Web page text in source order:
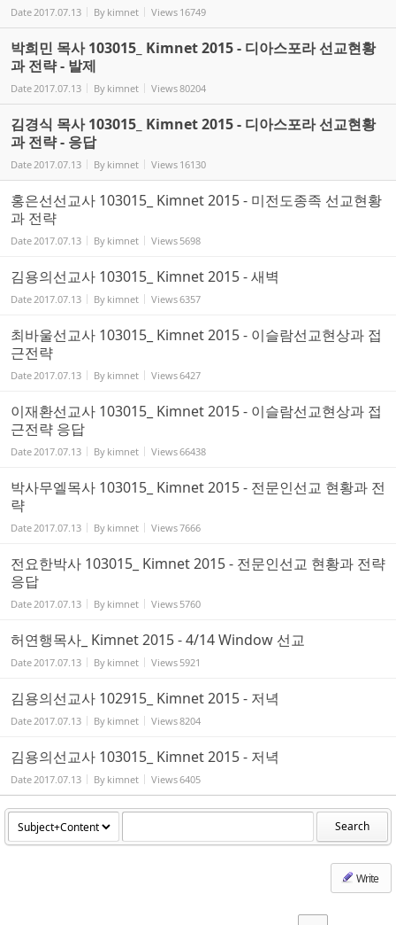
Date2017.07.13 By kimnet Views 16749
박희민 목사 103015_ Kimnet 2015 - 디아스포라 선교현황
과 전략 - 발제
Date2017.07.13 By kimnet Views80204
김경식 목사 103015_ Kimnet 2015 - 디아스포라 선교현황
과 전략 - 응답
Date2017.07.13 By kimnet Views 16130
홍은선선교사 103015_ Kimnet 2015 - 미전도종족 선교현황
과 전략
Date2017.07.13 By kimnet Views 5698
김용의선교사 103015_ Kimnet 2015 - 새벽
Date2017.07.13 By kimnet Views6357
최바울선교사 103015_ Kimnet 2015 - 이슬람선교현상과 접
근전략
Date2017.07.13 By kimnet Views6427
이재환선교사 103015_ Kimnet 2015 - 이슬람선교현상과 접
근전략 응답
Date2017.07.13 By kimnet Views66438
박사무엘목사 103015_ Kimnet 2015 - 전문인선교 현황과 전
략
Date2017.07.13 By kimnet Views7666
전요한박사 103015_ Kimnet 2015 - 전문인선교 현황과 전략
응답
Date2017.07.13 By kimnet Views 5760
허연행목사_ Kimnet 2015 - 4/14 Window 선교
Date2017.07.13 By kimnet Views 5921
김용의선교사 102915_ Kimnet 2015 - 저녁
Date2017.07.13 By kimnet Views8204
김용의선교사 103015_ Kimnet 2015 - 저녁
Date2017.07.13 By kimnet Views6405
Search
Write